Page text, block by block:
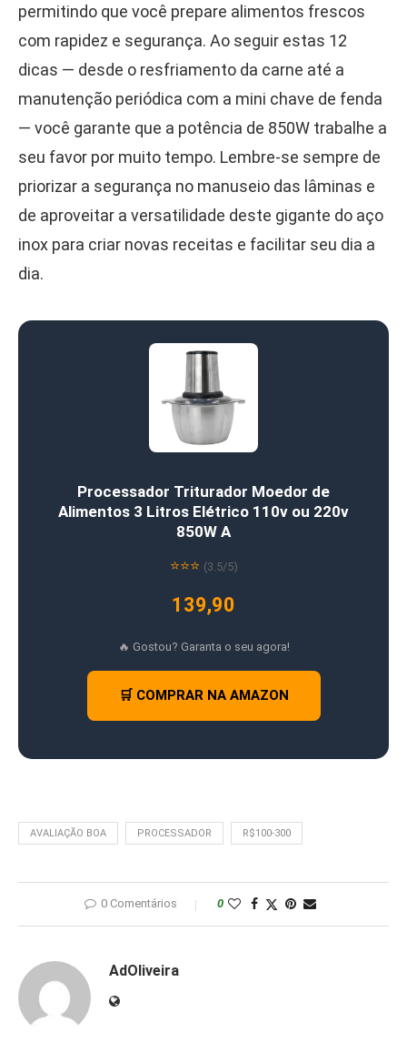
permitindo que você prepare alimentos frescos
com rapidez e segurança. Ao seguir estas 12
dicas — desde o resfriamento da carne até a
manutenção periódica com a mini chave de fenda
— você garante que a potência de 850W trabalhe a
seu favor por muito tempo. Lembre-se sempre de
priorizar a segurança no manuseio das lâminas e
de aproveitar a versatilidade deste gigante do aço
inox para criar novas receitas e facilitar seu dia a
dia.
Processador Triturador Moedor de
Alimentos 3 Litros Elétrico 110v ou 220v
850W A
⭐⭐⭐ (3.5/5)
139,90
🔥 Gostou? Garanta o seu agora!
🛒 COMPRAR NA AMAZON
AVALIAÇÃO BOA PROCESSADOR R$100-300
0 Comentários 0
AdOliveira